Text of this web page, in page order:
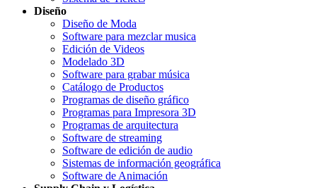
Diseño
Diseño de Moda
Software para mezclar musica
Edición de Videos
Modelado 3D
Software para grabar música
Catálogo de Productos
Programas de diseño gráfico
Programas para Impresora 3D
Programas de arquitectura
Software de streaming
Software de edición de audio
Sistemas de información geográfica
Software de Animación